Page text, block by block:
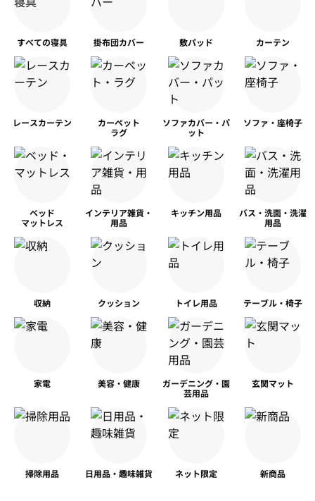
すべての寝具 掛布団カバー 敷パッド カーテン
レースカーテン
カーペット
ラグ
ソファカバー・パ
ット
ソファ・座椅子
ベッド
マットレス
インテリア雑貨・
用品
キッチン用品
バス・洗面・洗濯
用品
収納 クッション トイレ用品 テーブル・椅子
家電 美容・健康
ガーデニング・園
芸用品
玄関マット
掃除用品 日用品・趣味雑貨 ネット限定 新商品